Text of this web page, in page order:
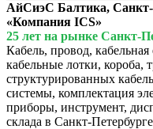
АйСиэС Балтика,
«Компания ICS»
25 лет на рынке Санкт-
Кабель, провод,
кабельные лотки, короба,
структурированных
системы, комплектация
приборы, инструмент,
склада в Санкт-